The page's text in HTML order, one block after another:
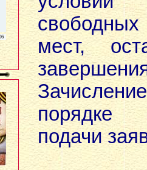
мест,
порядке
подачи